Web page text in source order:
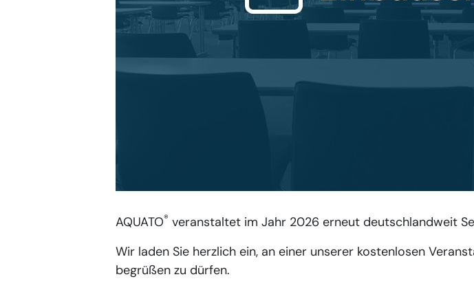
AQUATO® veranstaltet im Jahr 2026 erneut deutschlandweit
Wir laden Sie herzlich ein, an einer unserer kostenlosen
begrüßen zu dürfen.